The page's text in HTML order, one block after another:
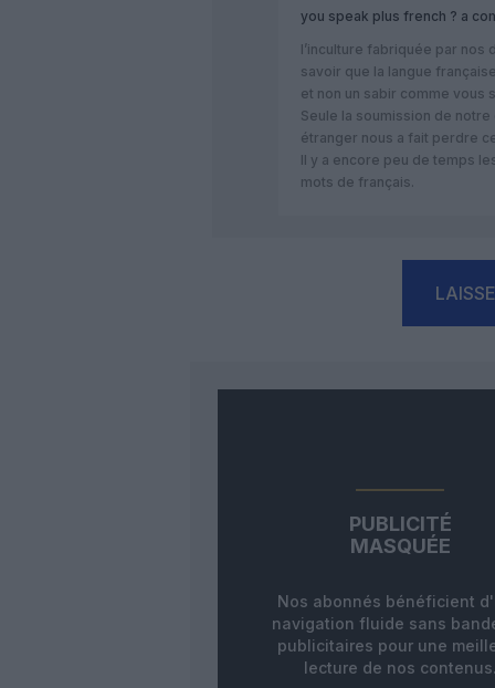
you speak plus french ? a
l’inculture fabriquée par nos
savoir que la langue
et non un sabir comme vous
Seule la soumission de
étranger nous a fait perdre
Il y a encore peu de temps
mots de français.
PUBLICITÉ
MASQUÉE
Nos abonnés bénéficient
navigation fluide sans
publicitaires pour une
lecture de nos contenus.